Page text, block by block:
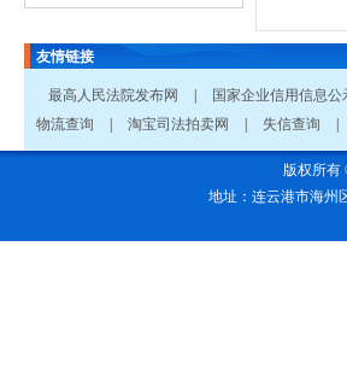
友情链接
最高人民法院发布网 国家企业信用信息公
物流查询
淘宝司法拍卖网 失信查询
版权所有
地址：连云港市海州